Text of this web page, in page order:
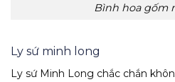
Bình hoa gốm
Ly sứ minh long
Ly sứ Minh Long chắc chắn